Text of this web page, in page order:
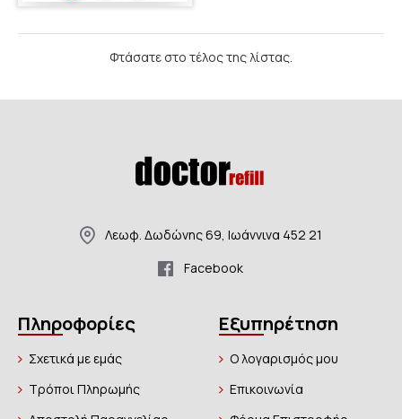
Φτάσατε στο τέλος της λίστας.
Λεωφ. Δωδώνης 69, Ιωάννινα 452 21
Facebook
Πληροφορίες
Σχετικά με εμάς
Τρόποι Πληρωμής
Εξυπηρέτηση
Ο λογαρισμός μου
Επικοινωνία